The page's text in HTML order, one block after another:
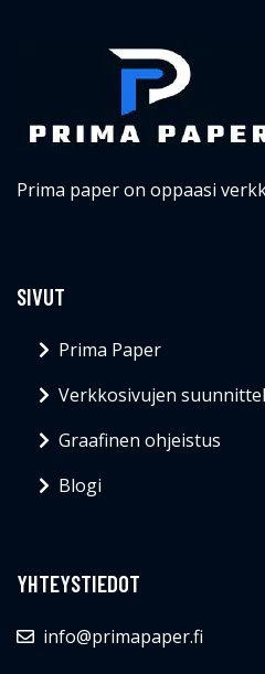
Prima paper on oppaasi
SIVUT
Prima Paper
Verkkosivujen
Graafinen ohjeistus
Blogi
YHTEYSTIEDOT
info@primapaper.fi